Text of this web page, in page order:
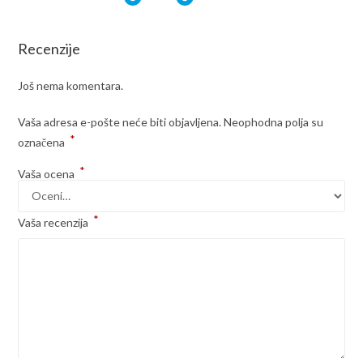
Recenzije
Još nema komentara.
Vaša adresa e-pošte neće biti objavljena. Neophodna polja su
označena *
Vaša ocena *
Vaša recenzija *